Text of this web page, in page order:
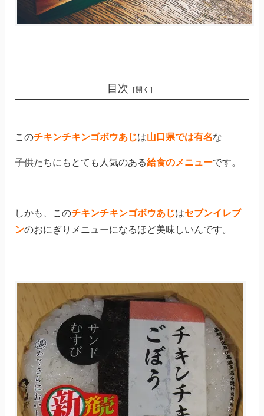
目次 ［開く］
このチキンチキンゴボウあじは山口県では有名な
子供たちにもとても人気のある給食のメニューです。
しかも、このチキンチキンゴボウあじはセブンイレブ
ンのおにぎりメニューになるほど美味しいんです。